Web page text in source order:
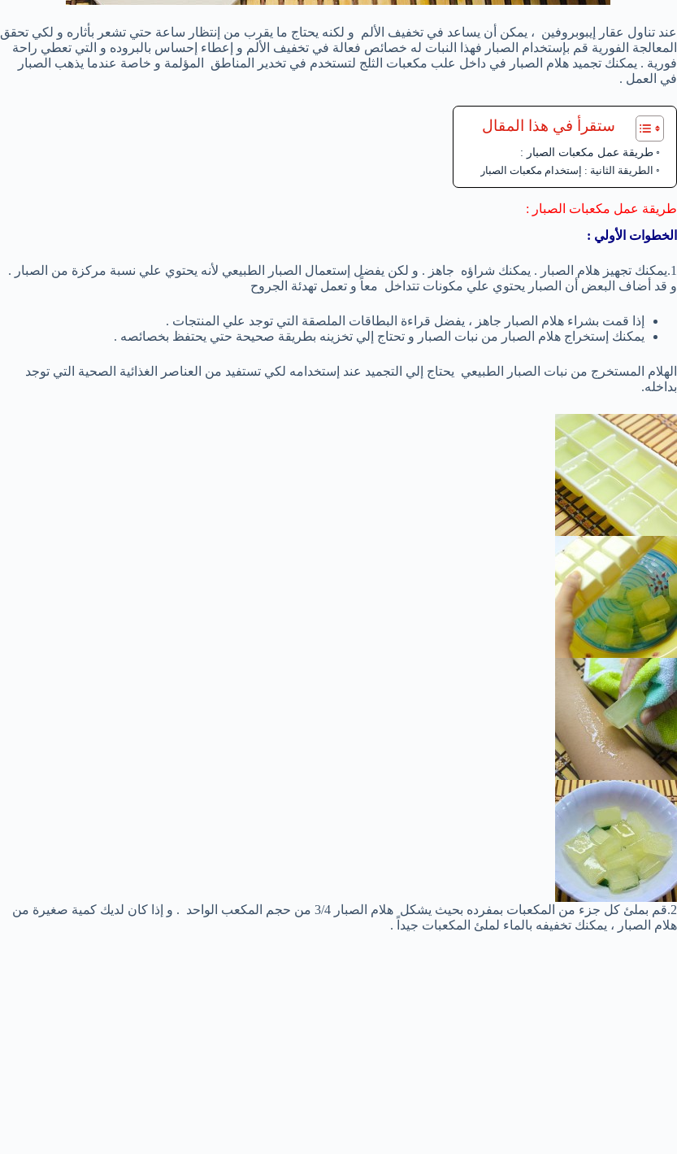
عند تناول عقار إيبوبروفين ، يمكن أن يساعد في تخفيف الألم و لكنه يحتاج ما يقرب من إنتظار ساعة حتي تشعر بأثاره و لكي تحقق
المعالجة الفورية قم بإستخدام الصبار فهذا النبات له خصائص فعالة في تخفيف الألم و إعطاء إحساس بالبروده و التي تعطي راحة
فورية . يمكنك تجميد هلام الصبار في داخل علب مكعبات الثلج لتستخدم في تخدير المناطق المؤلمة و خاصة عندما يذهب الصبار
في العمل .
ستقرأ في هذا المقال
طريقة عمل مكعبات الصبار :
الطريقة الثانية : إستخدام مكعبات الصبار
طريقة عمل مكعبات الصبار :
الخطوات الأولي :
1.يمكنك تجهيز هلام الصبار . يمكنك شراؤه جاهز . و لكن يفضل إستعمال الصبار الطبيعي لأنه يحتوي علي نسبة مركزة من الصبار .
و قد أضاف البعض أن الصبار يحتوي علي مكونات تتداخل معاً و تعمل تهدئة الجروح
إذا قمت بشراء هلام الصبار جاهز ، يفضل قراءة البطاقات الملصقة التي توجد علي المنتجات .
يمكنك إستخراج هلام الصبار من نبات الصبار و تحتاج إلي تخزينه بطريقة صحيحة حتي يحتفظ بخصائصه .
الهلام المستخرج من نبات الصبار الطبيعي يحتاج إلي التجميد عند إستخدامه لكي تستفيد من العناصر الغذائية الصحية التي توجد
بداخله.
2.قم بملئ كل جزء من المكعبات بمفرده بحيث يشكل هلام الصبار 3/4 من حجم المكعب الواحد . و إذا كان لديك كمية صغيرة من
هلام الصبار ، يمكنك تخفيفه بالماء لملئ المكعبات جيداً .